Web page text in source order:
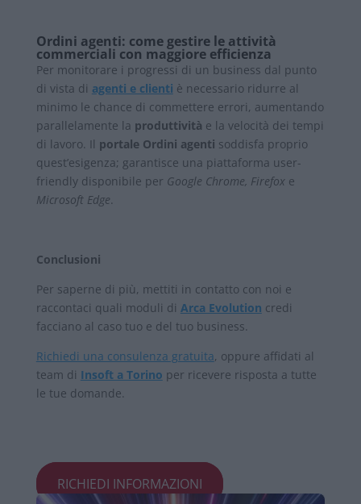
Ordini agenti: come gestire le attività
commerciali con maggiore efficienza
Per monitorare i progressi di un business dal punto
di vista di agenti e clienti è necessario ridurre al
minimo le chance di commettere errori, aumentando
parallelamente la produttività e la velocità dei tempi
di lavoro. Il portale Ordini agenti soddisfa proprio
quest’esigenza; garantisce una piattaforma user-
friendly disponibile per Google Chrome, Firefox e
Microsoft Edge.
Conclusioni
Per saperne di più, mettiti in contatto con noi e
raccontaci quali moduli di Arca Evolution credi
facciano al caso tuo e del tuo business.
Richiedi una consulenza gratuita, oppure affidati al
team di Insoft a Torino per ricevere risposta a tutte
le tue domande.
RICHIEDI INFORMAZIONI